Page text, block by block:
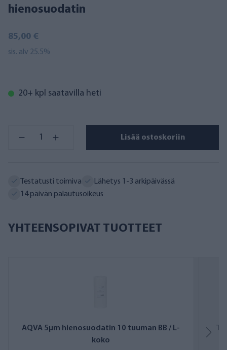
hienosuodatin
85,00 €
sis. alv 25.5%
20+ kpl saatavilla heti
Lisää ostoskoriin
Testatusti toimiva
Lähetys 1-3 arkipäivässä
14 päivän palautusoikeus
YHTEENSOPIVAT TUOTTEET
AQVA 5µm hienosuodatin 10 tuuman BB / L-
koko